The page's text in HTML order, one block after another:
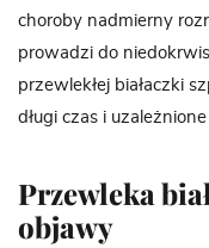
choroby nadmierny
prowadzi do
przewlekłej białaczki
długi czas i
Przewleka
objawy